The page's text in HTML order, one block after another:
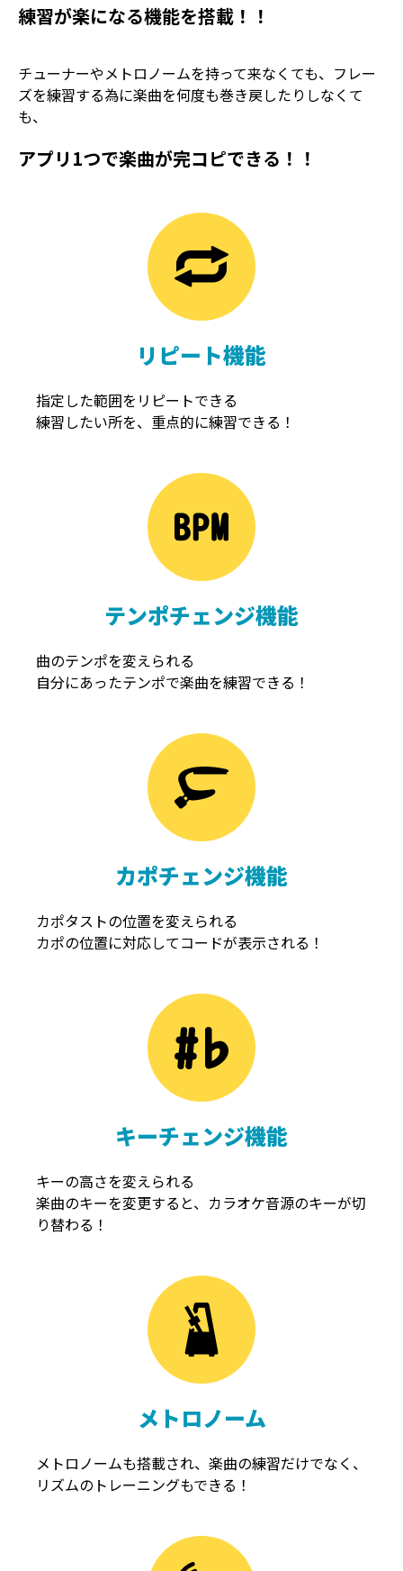
練習が楽になる機能を搭載！！
チューナーやメトロノームを持って来なくても、フレー
ズを練習する為に楽曲を何度も巻き戻したりしなくて
も、
アプリ1つで楽曲が完コピできる！！
リピート機能
指定した範囲をリピートできる
練習したい所を、重点的に練習できる！
テンポチェンジ機能
曲のテンポを変えられる
自分にあったテンポで楽曲を練習できる！
カポチェンジ機能
カポタストの位置を変えられる
カポの位置に対応してコードが表示される！
キーチェンジ機能
キーの高さを変えられる
楽曲のキーを変更すると、カラオケ音源のキーが切
り替わる！
メトロノーム
メトロノームも搭載され、楽曲の練習だけでなく、
リズムのトレーニングもできる！